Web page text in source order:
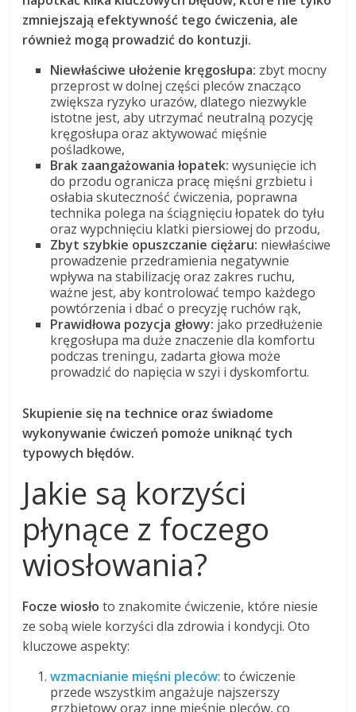
zmniejszają efektywność tego ćwiczenia, ale
również mogą prowadzić do kontuzji.
Niewłaściwe ułożenie kręgosłupa: zbyt mocny
przeprost w dolnej części pleców znacząco
zwiększa ryzyko urazów, dlatego niezwykle
istotne jest, aby utrzymać neutralną pozycję
kręgosłupa oraz aktywować mięśnie
pośladkowe,
Brak zaangażowania łopatek: wysunięcie ich
do przodu ogranicza pracę mięśni grzbietu i
osłabia skuteczność ćwiczenia, poprawna
technika polega na ściągnięciu łopatek do tyłu
oraz wypchnięciu klatki piersiowej do przodu,
Zbyt szybkie opuszczanie ciężaru: niewłaściwe
prowadzenie przedramienia negatywnie
wpływa na stabilizację oraz zakres ruchu,
ważne jest, aby kontrolować tempo każdego
powtórzenia i dbać o precyzję ruchów rąk,
Prawidłowa pozycja głowy: jako przedłużenie
kręgosłupa ma duże znaczenie dla komfortu
podczas treningu, zadarta głowa może
prowadzić do napięcia w szyi i dyskomfortu.
Skupienie się na technice oraz świadome
wykonywanie ćwiczeń pomoże uniknąć tych
typowych błędów.
Jakie są korzyści
płynące z foczego
wiosłowania?
Focze wiosło to znakomite ćwiczenie, które niesie
ze sobą wiele korzyści dla zdrowia i kondycji. Oto
kluczowe aspekty:
wzmacnianie mięśni pleców: to ćwiczenie
przede wszystkim angażuje najszerszy
grzbietowy oraz inne mięśnie pleców, co